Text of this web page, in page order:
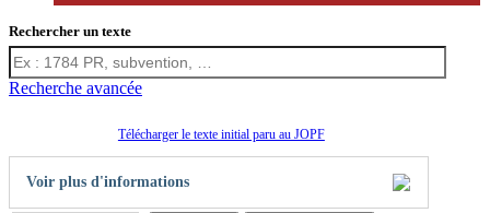
Rechercher un texte
Recherche avancée
Télécharger le texte initial paru au JOPF
Voir plus d'informations